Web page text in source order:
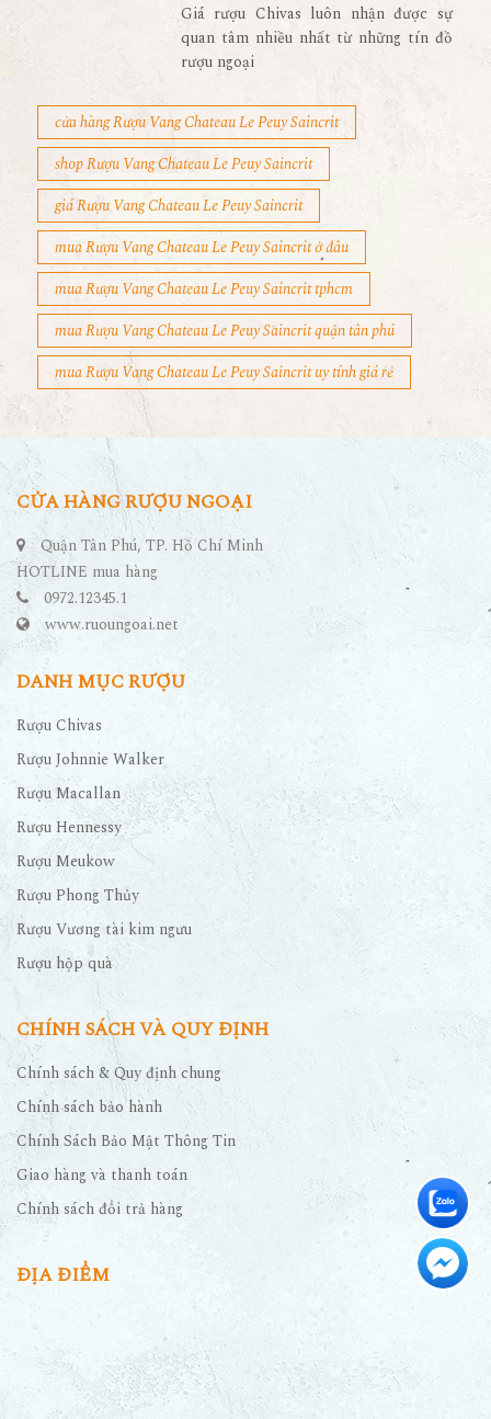
Giá rượu Chivas luôn nhận được sự
quan tâm nhiều nhất từ những tín đồ
rượu ngoại
cửa hàng Rượu Vang Chateau Le Peuy Saincrit
shop Rượu Vang Chateau Le Peuy Saincrit
giá Rượu Vang Chateau Le Peuy Saincrit
mua Rượu Vang Chateau Le Peuy Saincrit ở đâu
mua Rượu Vang Chateau Le Peuy Saincrit tphcm
mua Rượu Vang Chateau Le Peuy Saincrit quận tân phú
mua Rượu Vang Chateau Le Peuy Saincrit uy tính giá rẻ
CỬA HÀNG RƯỢU NGOẠI
Quận Tân Phú, TP. Hồ Chí Minh
HOTLINE mua hàng
0972.12345.1
www.ruoungoai.net
DANH MỤC RƯỢU
Rượu Chivas
Rượu Johnnie Walker
Rượu Macallan
Rượu Hennessy
Rượu Meukow
Rượu Phong Thủy
Rượu Vương tài kim ngưu
Rượu hộp quà
CHÍNH SÁCH VÀ QUY ĐỊNH
Chính sách & Quy định chung
Chính sách bảo hành
Chính Sách Bảo Mật Thông Tin
Giao hàng và thanh toán
Chính sách đổi trả hàng
ĐỊA ĐIỂM